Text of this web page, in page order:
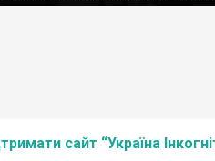
сайт “Україна